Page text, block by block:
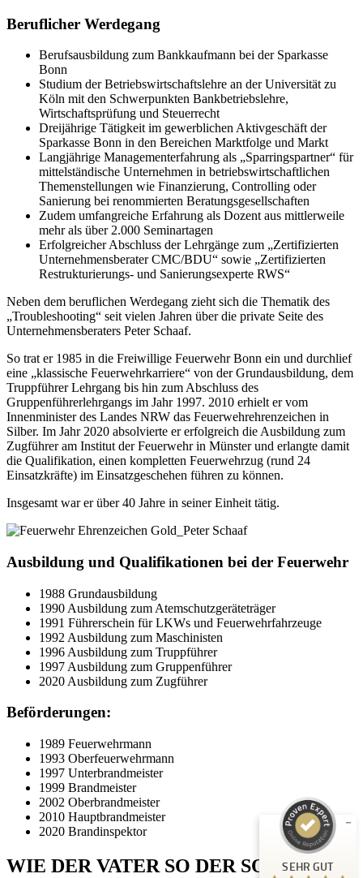
Beruflicher Werdegang
Berufsausbildung zum Bankkaufmann bei der Sparkasse
Bonn
Studium der Betriebswirtschaftslehre an der Universität zu
Köln mit den Schwerpunkten Bankbetriebslehre,
Wirtschaftsprüfung und Steuerrecht
Dreijährige Tätigkeit im gewerblichen Aktivgeschäft der
Sparkasse Bonn in den Bereichen Marktfolge und Markt
Langjährige Managementerfahrung als „Sparringspartner“ für
mittelständische Unternehmen in betriebswirtschaftlichen
Themenstellungen wie Finanzierung, Controlling oder
Sanierung bei renommierten Beratungsgesellschaften
Zudem umfangreiche Erfahrung als Dozent aus mittlerweile
mehr als über 2.000 Seminartagen
Erfolgreicher Abschluss der Lehrgänge zum „Zertifizierten
Unternehmensberater CMC/BDU“ sowie „Zertifizierten
Restrukturierungs- und Sanierungsexperte RWS“
Neben dem beruflichen Werdegang zieht sich die Thematik des
„Troubleshooting“ seit vielen Jahren über die private Seite des
Unternehmensberaters Peter Schaaf.
So trat er 1985 in die Freiwillige Feuerwehr Bonn ein und durchlief
eine „klassische Feuerwehrkarriere“ von der Grundausbildung, dem
Truppführer Lehrgang bis hin zum Abschluss des
Gruppenführerlehrgangs im Jahr 1997. 2010 erhielt er vom
Innenminister des Landes NRW das Feuerwehrehrenzeichen in
Silber. Im Jahr 2020 absolvierte er erfolgreich die Ausbildung zum
Zugführer am Institut der Feuerwehr in Münster und erlangte damit
die Qualifikation, einen kompletten Feuerwehrzug (rund 24
Einsatzkräfte) im Einsatzgeschehen führen zu können.
Insgesamt war er über 40 Jahre in seiner Einheit tätig.
Ausbildung und Qualifikationen bei der Feuerwehr
1988 Grundausbildung
1990 Ausbildung zum Atemschutzgeräteträger
1991 Führerschein für LKWs und Feuerwehrfahrzeuge
1992 Ausbildung zum Maschinisten
1996 Ausbildung zum Truppführer
1997 Ausbildung zum Gruppenführer
2020 Ausbildung zum Zugführer
Beförderungen:
1989 Feuerwehrmann
1993 Oberfeuerwehrmann
1997 Unterbrandmeister
1999 Brandmeister
2002 Oberbrandmeister
2010 Hauptbrandmeister
2020 Brandinspektor
WIE DER VATER SO DER SOHNSEHR GUT
Empfehlungen auf
ProvenExpert.com
Bewertungen auf ProvenExpert.com